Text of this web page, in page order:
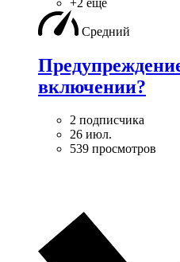
Средний
включении?
2 подписчика
26 июл.
539 просмотров